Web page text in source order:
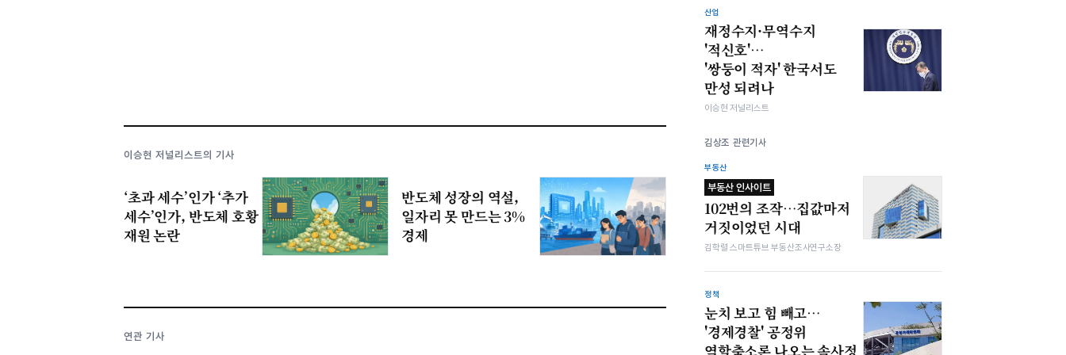
이승현 저널리스트의 기사
‘초과 세수’인가 ‘추가
세수’인가, 반도체 호황
재원 논란
반도체 성장의 역설,
일자리 못 만드는 3%
경제
연관 기사
산업
재정수지·무역수지
'적신호'…
'쌍둥이 적자' 한국서도
만성 되려나
이승현 저널리스트
김상조 관련기사
부동산
부동산 인사이트
102번의 조작…집값마저
거짓이었던 시대
김학렬 스마트튜브 부동산조사연구소장
정책
눈치 보고 힘 빼고…
'경제경찰' 공정위
역할축소론 나오는 속사정